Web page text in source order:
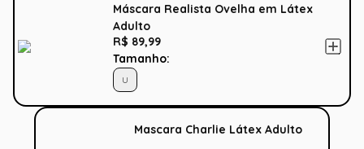
Máscara Realista Ovelha em Látex
Adulto
R$ 89,99
Tamanho:
U
Mascara Charlie Látex Adulto